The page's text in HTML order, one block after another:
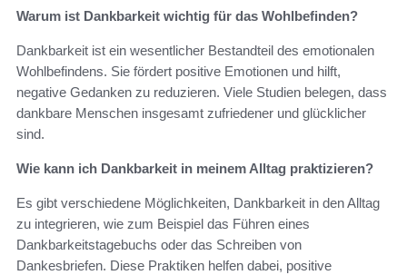
Warum ist Dankbarkeit wichtig für das Wohlbefinden?
Dankbarkeit ist ein wesentlicher Bestandteil des emotionalen
Wohlbefindens. Sie fördert positive Emotionen und hilft,
negative Gedanken zu reduzieren. Viele Studien belegen, dass
dankbare Menschen insgesamt zufriedener und glücklicher
sind.
Wie kann ich Dankbarkeit in meinem Alltag praktizieren?
Es gibt verschiedene Möglichkeiten, Dankbarkeit in den Alltag
zu integrieren, wie zum Beispiel das Führen eines
Dankbarkeitstagebuchs oder das Schreiben von
Dankesbriefen. Diese Praktiken helfen dabei, positive